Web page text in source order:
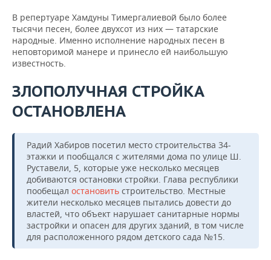
В репертуаре Хамдуны Тимергалиевой было более
тысячи песен, более двухсот из них — татарские
народные. Именно исполнение народных песен в
неповторимой манере и принесло ей наибольшую
известность.
ЗЛОПОЛУЧНАЯ СТРОЙКА
ОСТАНОВЛЕНА
Радий Хабиров посетил место строительства 34-
этажки и пообщался с жителями дома по улице Ш.
Руставели, 5, которые уже несколько месяцев
добиваются остановки стройки. Глава республики
пообещал остановить строительство. Местные
жители несколько месяцев пытались довести до
властей, что объект нарушает санитарные нормы
застройки и опасен для других зданий, в том числе
для расположенного рядом детского сада №15.